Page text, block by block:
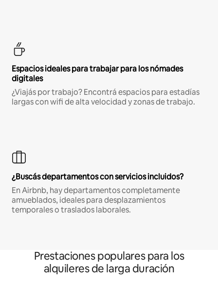
Espacios ideales para trabajar para los nómades
digitales
¿Viajás por trabajo? Encontrá espacios para estadías
largas con wifi de alta velocidad y zonas de trabajo.
¿Buscás departamentos con servicios incluidos?
En Airbnb, hay departamentos completamente
amueblados, ideales para desplazamientos
temporales o traslados laborales.
Prestaciones populares para los
alquileres de larga duración